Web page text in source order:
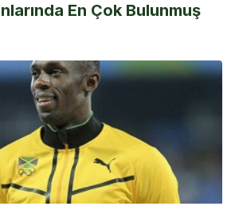
En Çok Bulunmuş